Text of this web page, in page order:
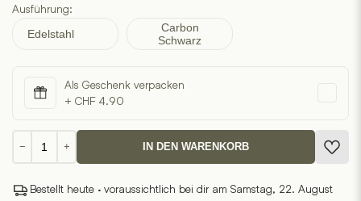
Ausführung:
Edelstahl
Carbon
Schwarz
Als Geschenk verpacken
+ CHF 4.90
−
3D
Menge
+ IN DEN WARENKORB
Bestellt heute · voraussichtlich bei dir am Samstag, 22. August